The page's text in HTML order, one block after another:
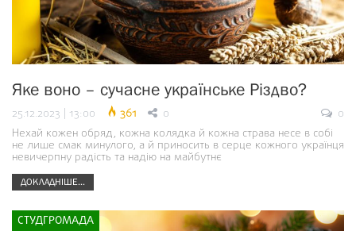
Яке воно – сучасне українське Різдво?
25.12.2023 | 13:00 361 0
0
Нехай кожен обряд, кожна колядка й кожна страва несе в собі
не лише смак минулого, а й приносить в серце кожного українця
невичерпну радість та надію на майбутнє
ДОКЛАДНІШЕ...
СТУДГРОМАДА